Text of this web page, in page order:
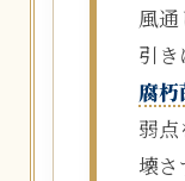
風
引き
腐朽
弱
壊